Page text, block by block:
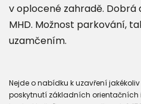
v oplocené zahradě.
MHD. Možnost parkování,
uzamčením.
Nejde o nabídku k uzavření
poskytnutí základních orientačních